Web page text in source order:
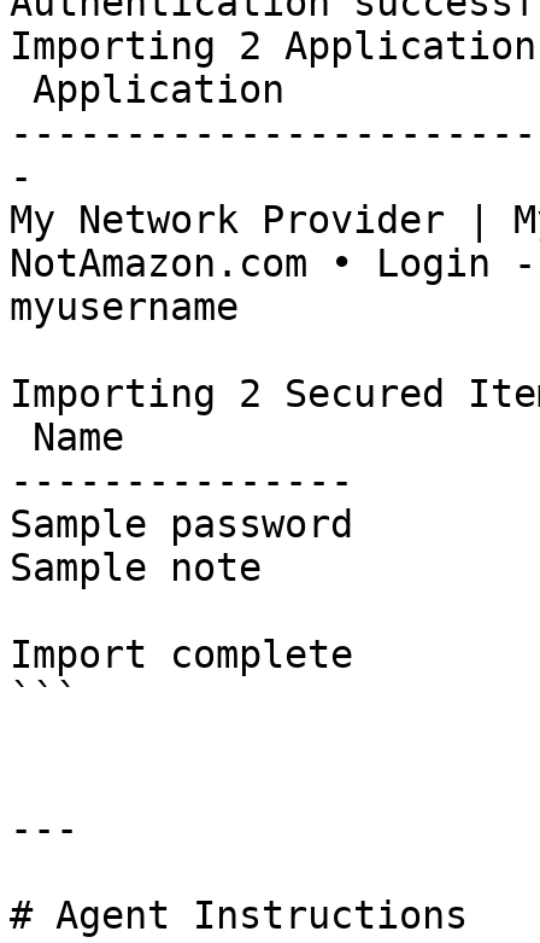
Importing 2
-
My Network Provider |
NotAmazon.com • Login -
myusername
Importing 2 Secured
---------------
Sample password
Sample note
Import complete
```
---
# Agent Instructions